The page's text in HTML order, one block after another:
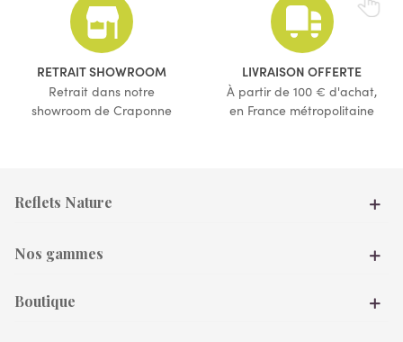
RETRAIT SHOWROOM
Retrait dans notre
showroom de Craponne
LIVRAISON OFFERTE
À partir de 100 € d'achat,
en France métropolitaine
Reflets Nature
Nos gammes
Boutique